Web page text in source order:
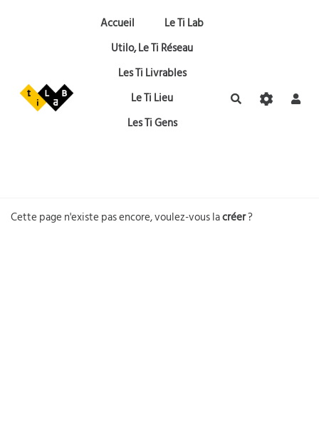
Aller au contenu principal
Accueil
Le Ti Lab
Utilo, Le Ti Réseau
Les Ti Livrables
Le Ti Lieu
Les Ti Gens
Rechercher
Cette page n'existe pas encore, voulez-vous lacréer?